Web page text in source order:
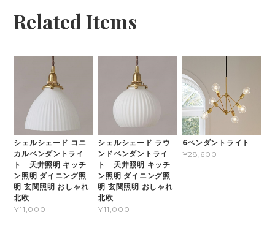
Related Items
シェルシェード コニ
カルペンダントライ
ト 天井照明 キッチ
ン照明 ダイニング照
明 玄関照明 おしゃれ
北欧
¥11,000
シェルシェード ラウ
ンドペンダントライ
ト 天井照明 キッチ
ン照明 ダイニング照
明 玄関照明 おしゃれ
北欧
¥11,000
6ペンダントライト
¥28,600